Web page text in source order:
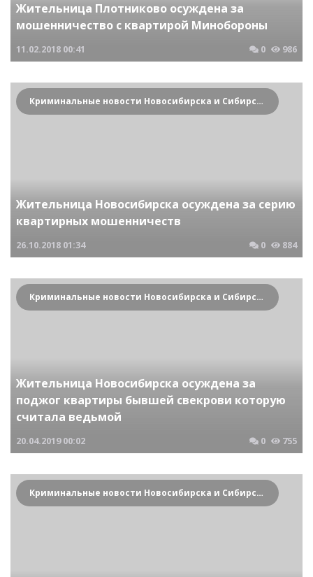
Жительница Плотниково осуждена за
мошенничество с квартирой Минобороны
11.02.2018 00:41 0 986
Криминальные новости Новосибирска и Сибирского региона
Жительница Новосибирска осуждена за серию
квартирных мошенничеств
26.10.2018 01:34 0 884
Криминальные новости Новосибирска и Сибирского региона
Жительница Новосибирска осуждена за
поджог квартиры бывшей свекрови которую
считала ведьмой
20.04.2019 00:02 0 755
Криминальные новости Новосибирска и Сибирского региона